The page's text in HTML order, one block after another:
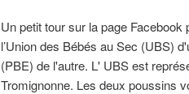
Un petit tour sur la page
l’Union des Bébés au Sec (UBS)
(PBE) de l'autre. L' UBS est
Tromignonne. Les deux poussins